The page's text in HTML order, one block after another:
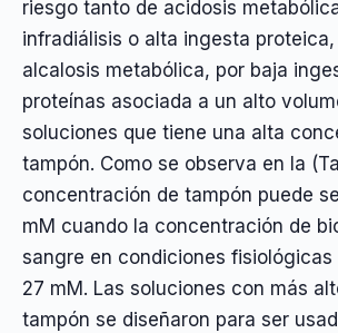
riesgo tanto de acidosis
infradiálisis o alta ingesta
alcalosis metabólica, por baja
proteínas asociada a un alto
soluciones que tiene una alta
tampón. Como se observa en la
concentración de tampón puede
mM cuando la concentración de
sangre en condiciones fisiológicas
27 mM. Las soluciones con más
tampón se diseñaron para ser